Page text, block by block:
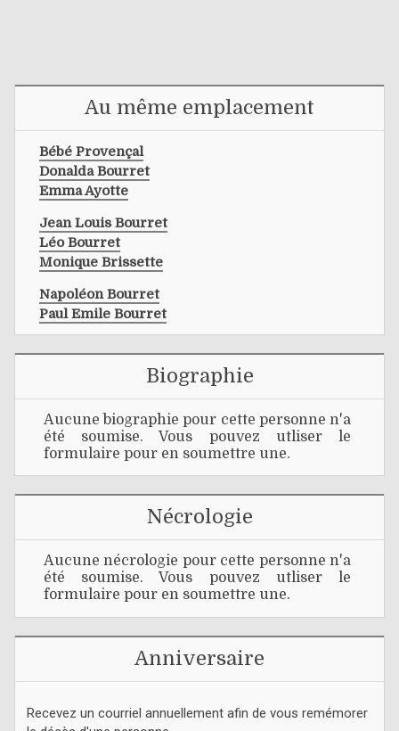
Au même emplacement
Bébé Provençal
Donalda Bourret
Emma Ayotte
Jean Louis Bourret
Léo Bourret
Monique Brissette
Napoléon Bourret
Paul Emile Bourret
Biographie
Aucune biographie pour cette personne n'a
été soumise. Vous pouvez utliser le
formulaire pour en soumettre une.
Nécrologie
Aucune nécrologie pour cette personne n'a
été soumise. Vous pouvez utliser le
formulaire pour en soumettre une.
Anniversaire
Recevez un courriel annuellement afin de vous remémorer